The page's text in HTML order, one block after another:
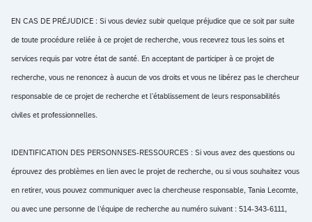
EN CAS DE PRÉJUDICE : Si vous deviez subir quelque préjudice que ce soit par suite
de toute procédure reliée à ce projet de recherche, vous recevrez tous les soins et
services requis par votre état de santé. En acceptant de participer à ce projet de
recherche, vous ne renoncez à aucun de vos droits et vous ne libérez pas le chercheur
responsable de ce projet de recherche et l'établissement de leurs responsabilités
civiles et professionnelles.
IDENTIFICATION DES PERSONNSES-RESSOURCES : Si vous avez des questions ou
éprouvez des problèmes en lien avec le projet de recherche, ou si vous souhaitez vous
en retirer, vous pouvez communiquer avec la chercheuse responsable, Tania Lecomte,
ou avec une personne de l’équipe de recherche au numéro suivant : 514-343-6111,